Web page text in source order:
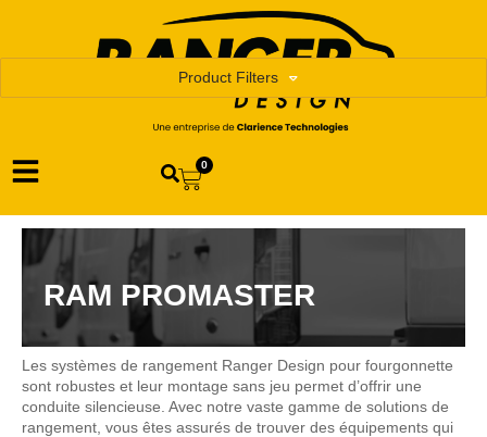
0
RAM PROMASTER
Product Filters
Les systèmes de rangement Ranger Design pour fourgonnette
sont robustes et leur montage sans jeu permet d’offrir une
conduite silencieuse. Avec notre vaste gamme de solutions de
rangement, vous êtes assurés de trouver des équipements qui